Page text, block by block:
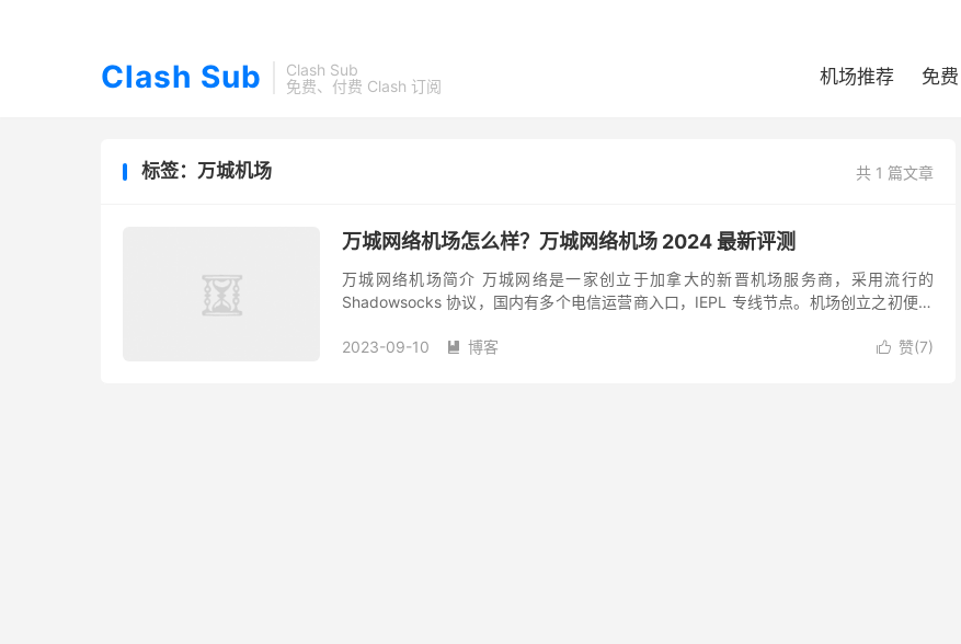
Clash Sub
Clash Sub
免费、付费 Clash 订阅
机场推荐 免
共 1 篇文章
标签：万城机场
万城网络机场怎么样？万城网络机场 2024 最新评测
万城网络机场简介 万城网络是一家创立于加拿大的新晋机场服务商，采用流行的
Shadowsocks 协议，国内有多个电信运营商入口，IEPL 专线节点。机场创立之初便走
 赞(7)
2023-09-10  博客